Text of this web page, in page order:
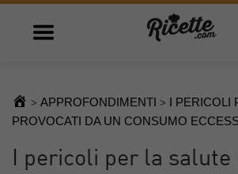
Open main menu
> APPROFONDIMENTI >
I PERICOLI
PROVOCATI DA UN CONSUMO
I pericoli per la salute